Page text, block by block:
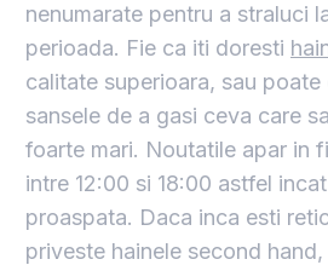
nenumarate pentru a straluci
perioada. Fie ca iti doresti
calitate superioara, sau poate
sansele de a gasi ceva care
foarte mari. Noutatile apar in
intre 12:00 si 18:00 astfel
proaspata. Daca inca esti
priveste hainele second